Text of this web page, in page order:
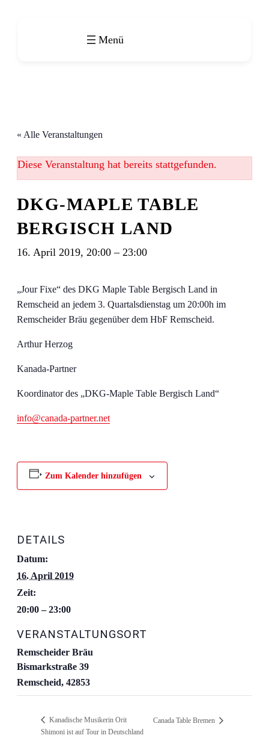
« Alle Veranstaltungen
Diese Veranstaltung hat bereits stattgefunden.
DKG-MAPLE TABLE
BERGISCH LAND
16. April 2019, 20:00 – 23:00
„Jour Fixe“ des DKG Maple Table Bergisch Land in
Remscheid an jedem 3. Quartalsdienstag um 20:00h im
Remscheider Bräu gegenüber dem HbF Remscheid.
Arthur Herzog
Kanada-Partner
Koordinator des „DKG-Maple Table Bergisch Land“
info@canada-partner.net
Zum Kalender hinzufügen
DETAILS
Datum:
16. April 2019
Zeit:
20:00 – 23:00
VERANSTALTUNGSORT
Remscheider Bräu
Bismarkstraße 39
Remscheid, 42853
Kanadische Musikerin Orit
Shimoni ist auf Tour in Deutschland
Canada Table Bremen